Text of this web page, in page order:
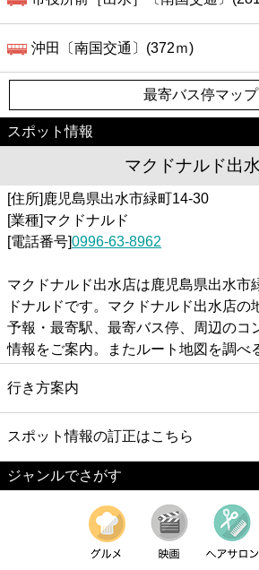
沖田〔南国交通〕(372ｍ)
最寄バス停マップ
スポット情報
マクドナルド出
[住所]鹿児島県出水市緑町14-30
[業種]マクドナルド
[電話番号]0996-63-8962
マクドナルド出水店は鹿児島県出水市
ドナルドです。マクドナルド出水店の
予報・最寄駅、最寄バス停、周辺のコ
情報をご案内。またルート地図を調べ
行き方案内
スポット情報の訂正はこちら
ジャンルでさがす